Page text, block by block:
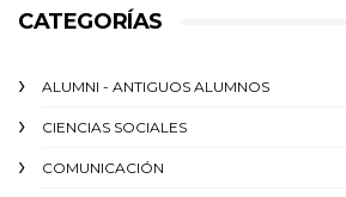
CATEGORÍAS
ALUMNI - ANTIGUOS ALUMNOS
CIENCIAS SOCIALES
COMUNICACIÓN